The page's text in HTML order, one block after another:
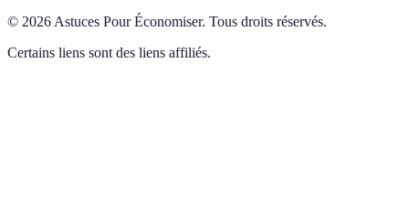
© 2026 Astuces Pour Économiser. Tous droits réservés.
Certains liens sont des liens affiliés.